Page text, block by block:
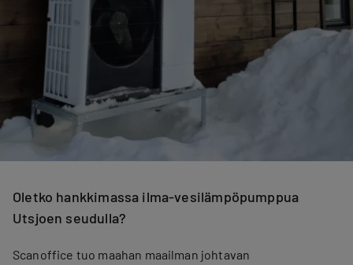
Oletko hankkimassa ilma-vesilämpöpumppua
Utsjoen seudulla?
Scanoffice tuo maahan maailman johtavan